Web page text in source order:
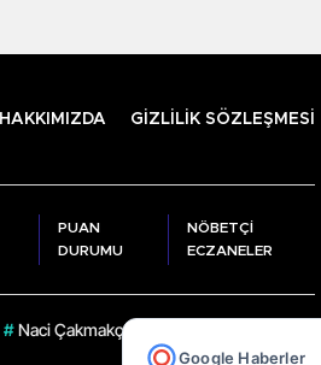
Google Haberler
HAKKIMIZDA GİZLİLİK SÖZLEŞMESİ
PUAN
DURUMU
NÖBETÇİ
ECZANELER
# Naci Çakmakçı